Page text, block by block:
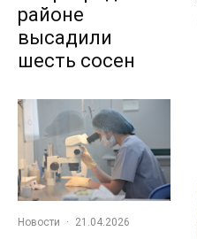
районе
высадили
шесть сосен
Новости · 21.04.2026